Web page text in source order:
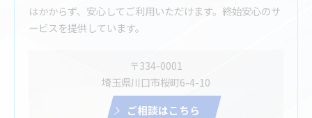
はかからず、安心してご利用いただけます。終始安心のサ
ービスを提供しています。
〒334-0001
埼玉県川口市桜町6-4-10
ご相談はこちら